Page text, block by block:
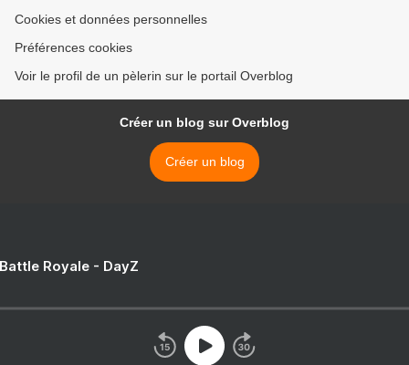
Cookies et données personnelles
Préférences cookies
Voir le profil de un pèlerin sur le portail Overblog
Créer un blog sur Overblog
Créer un blog
Royale - DayZ